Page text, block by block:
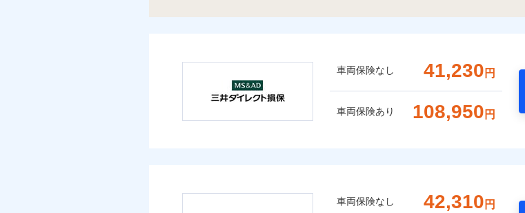
車両保険なし 41,230 円
車両保険あり 108,950 円
車両保険なし 42,310 円